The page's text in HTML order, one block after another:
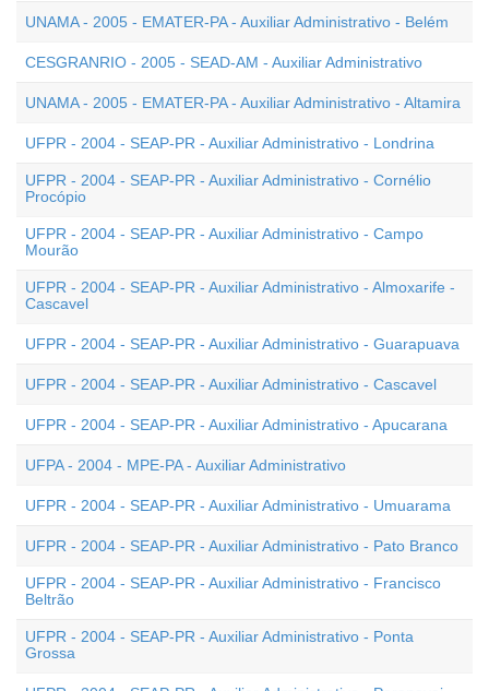
UNAMA - 2005 - EMATER-PA - Auxiliar Administrativo - Belém
CESGRANRIO - 2005 - SEAD-AM - Auxiliar Administrativo
UNAMA - 2005 - EMATER-PA - Auxiliar Administrativo - Altamira
UFPR - 2004 - SEAP-PR - Auxiliar Administrativo - Londrina
UFPR - 2004 - SEAP-PR - Auxiliar Administrativo - Cornélio
Procópio
UFPR - 2004 - SEAP-PR - Auxiliar Administrativo - Campo
Mourão
UFPR - 2004 - SEAP-PR - Auxiliar Administrativo - Almoxarife -
Cascavel
UFPR - 2004 - SEAP-PR - Auxiliar Administrativo - Guarapuava
UFPR - 2004 - SEAP-PR - Auxiliar Administrativo - Cascavel
UFPR - 2004 - SEAP-PR - Auxiliar Administrativo - Apucarana
UFPA - 2004 - MPE-PA - Auxiliar Administrativo
UFPR - 2004 - SEAP-PR - Auxiliar Administrativo - Umuarama
UFPR - 2004 - SEAP-PR - Auxiliar Administrativo - Pato Branco
UFPR - 2004 - SEAP-PR - Auxiliar Administrativo - Francisco
Beltrão
UFPR - 2004 - SEAP-PR - Auxiliar Administrativo - Ponta
Grossa